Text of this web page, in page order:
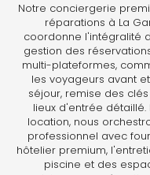
Notre conciergerie
réparations à La
coordonne l'intégralité
gestion des
multi-plateformes,
les voyageurs avant
séjour, remise des
lieux d'entrée détaillé.
location, nous
professionnel avec
hôtelier premium,
piscine et des